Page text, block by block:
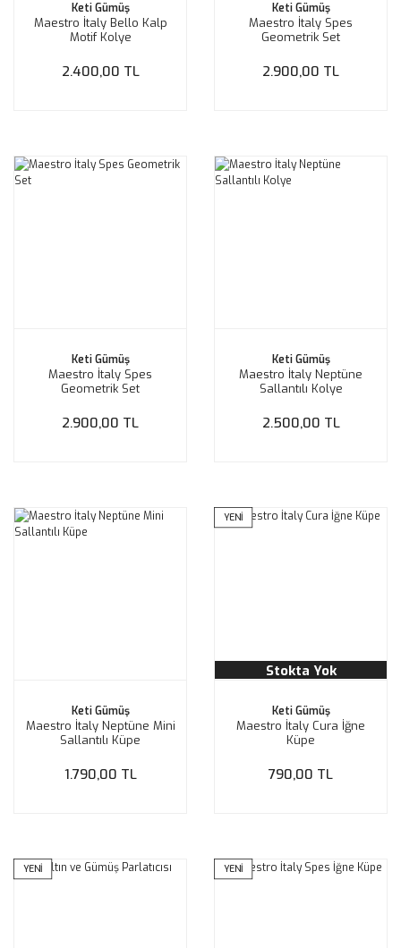
Keti Gümüş
Maestro İtaly Bello Kalp
Motif Kolye
2.400,00 TL
Keti Gümüş
Maestro İtaly Spes
Geometrik Set
2.900,00 TL
Keti Gümüş
Maestro İtaly Spes
Geometrik Set
2.900,00 TL
Keti Gümüş
Maestro İtaly Neptüne
Sallantılı Kolye
2.500,00 TL
Keti Gümüş
Maestro İtaly Neptüne Mini
Sallantılı Küpe
1.790,00 TL
YENİ
Stokta Yok
Keti Gümüş
Maestro İtaly Cura İğne
Küpe
790,00 TL
YENİ YENİ